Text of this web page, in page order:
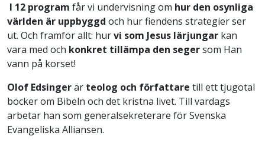
I 12 program får vi undervisning om hur den osynliga
världen är uppbyggd och hur fiendens strategier ser
ut. Och framför allt: hurvi som Jesus lärjungar kan
vara med och konkret tillämpa den segersom Han
vann på korset!
Olof Edsingerär teolog och författare till ett tjugotal
böcker om Bibeln och det kristna livet. Till vardags
arbetar han som generalsekreterare för Svenska
Evangeliska Alliansen.